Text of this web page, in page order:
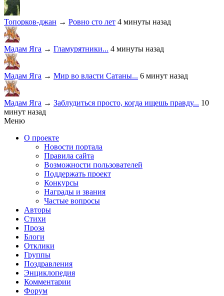
Топорков-джан → Ровно сто лет 4 минуты назад
Мадам Яга → Гламурятники... 4 минуты назад
Мадам Яга → Мир во власти Сатаны... 6 минут назад
Мадам Яга → Заблудиться просто, когда ищешь правду... 10
минут назад
Меню
О проекте
Новости портала
Правила сайта
Возможности пользователей
Поддержать проект
Конкурсы
Награды и звания
Частые вопросы
Авторы
Стихи
Проза
Блоги
Отклики
Группы
Поздравления
Энциклопедия
Комментарии
Форум